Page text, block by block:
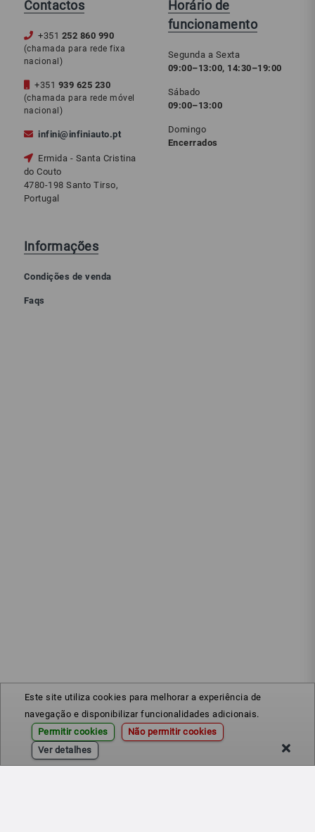
Este site utiliza cookies para melhorar a experiência de
navegação e disponibilizar funcionalidades adicionais.
Permitir cookies
Não permitir cookies
Ver detalhes
Contactos
+351 252 860 990
(chamada para rede fixa
nacional)
+351 939 625 230
(chamada para rede móvel
nacional)
infini@infiniauto.pt
Ermida - Santa Cristina
do Couto
4780-198 Santo Tirso,
Portugal
Horário de
funcionamento
Segunda a Sexta
09:00–13:00, 14:30–19:00
Sábado
09:00–13:00
Domingo
Encerrados
Informações
Condições de venda
Faqs